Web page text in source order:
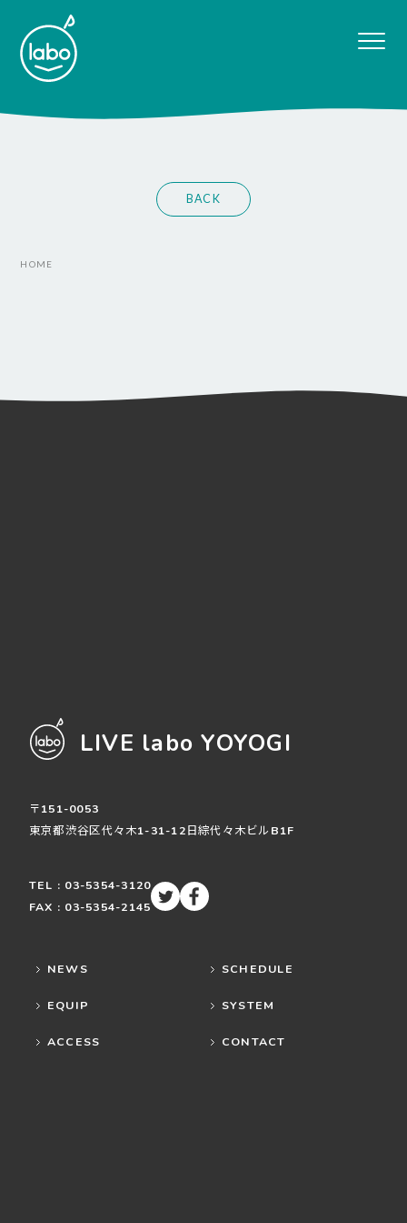
BACK
HOME
LIVE labo YOYOGI
〒151-0053
東京都渋谷区代々木1-31-12日綜代々木ビルB1F
TEL : 03-5354-3120
FAX : 03-5354-2145
NEWS SCHEDULE
EQUIP SYSTEM
ACCESS CONTACT